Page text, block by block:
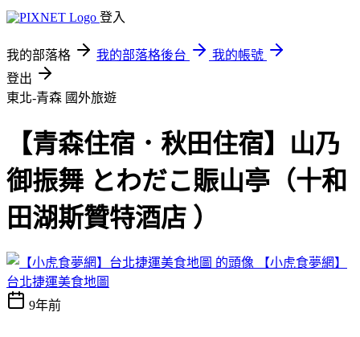
登入
我的部落格 我的部落格後台
我的帳號
登出
東北-青森 國外旅遊
【青森住宿．秋田住宿】山乃
御振舞 とわだこ賑山亭（十和
田湖斯贊特酒店 ）
【小虎食夢網】
台北捷運美食地圖
9年前